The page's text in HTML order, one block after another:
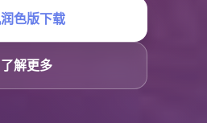
润色版下载
了解更多